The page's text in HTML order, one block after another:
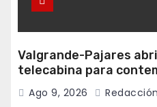
Valgrande-Pajares
telecabina para
desde Cuitunigru
Ago 9, 2026 Redacción